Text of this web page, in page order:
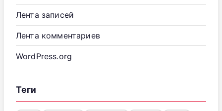
Лента записей
Лента комментариев
WordPress.org
Теги